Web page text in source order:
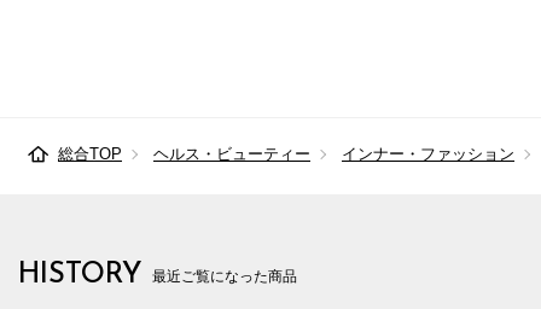
総合TOP ヘルス・ビューティー インナー・ファッション
HISTORY 最近ご覧になった商品